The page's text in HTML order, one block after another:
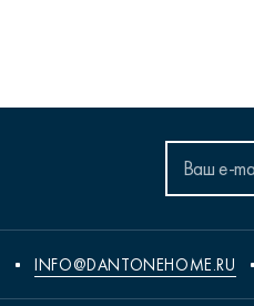
INFO@DANTONEHOME.RU